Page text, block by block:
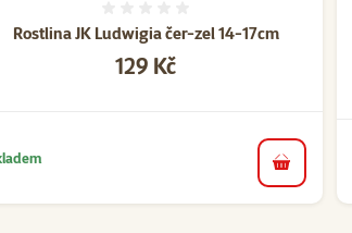
1
Rostlina JK Ludwigia čer-zel 14-17cm
Cena
129 Kč
do košíku